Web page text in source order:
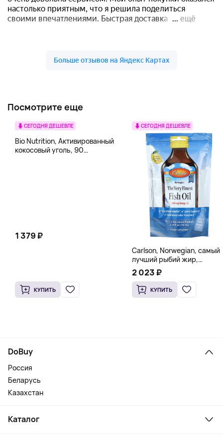
Посмотрите еще
СЕГОДНЯ ДЕШЕВЛЕ
Bio Nutrition, Активированный
кокосовый уголь, 90
1 379 ₽
КУПИТЬ
СЕГОДНЯ ДЕШЕВЛЕ
Carlson, Norwegian, самый
лучший рыбий жир,
натуральный лимон, 15
пакетиков (5 мл) каждый
2 023 ₽
КУПИТЬ
DoBuy
Россия
Беларусь
Казахстан
Каталог